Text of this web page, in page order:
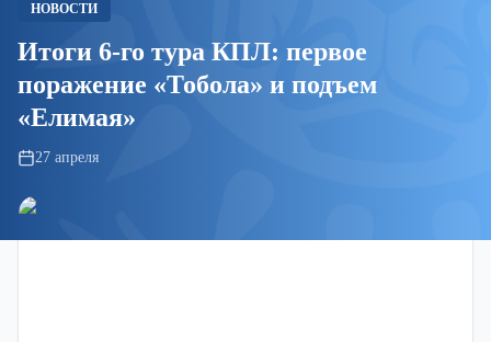
НОВОСТИ
Итоги 6-го тура КПЛ: первое
поражение «Тобола» и подъем
«Елимая»
27 апреля